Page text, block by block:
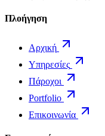
Πλοήγηση
Αρχική
Υπηρεσίες
Πάροχοι
Portfolio
Επικοινωνία